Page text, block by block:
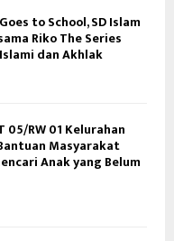
to School, SD Islam
Riko The Series
dan Akhlak
05/RW 01 Kelurahan
Masyarakat
Anak yang Belum